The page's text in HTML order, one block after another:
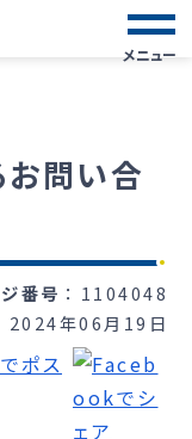
メニュー
問い合
番号
1104048
2024年06月19日